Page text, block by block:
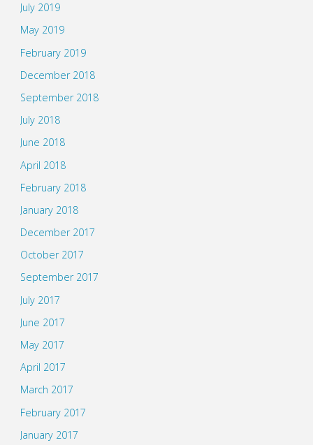
July 2019
May 2019
February 2019
December 2018
September 2018
July 2018
June 2018
April 2018
February 2018
January 2018
December 2017
October 2017
September 2017
July 2017
June 2017
May 2017
April 2017
March 2017
February 2017
January 2017